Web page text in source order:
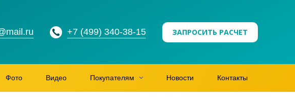
+7 (499) 340-38-15 ЗАПРОСИТЬ РАСЧЕТ
Фото Видео Покупателям Новости Контакты